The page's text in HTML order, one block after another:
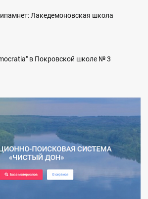
Лакедемоновская школа
в Покровской школе № 3